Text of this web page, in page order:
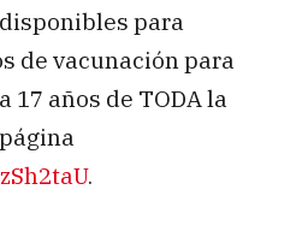
para
de vacunación para
17 años de TODA la
.